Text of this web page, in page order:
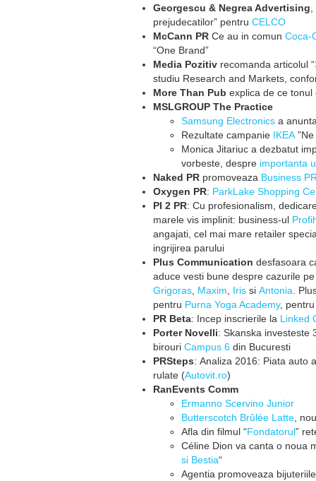
Georgescu & Negrea Advertising
prejudecatilor” pentru CELCO
McCann PR Ce au in comun Coca-
“One Brand”
Media Pozitiv recomanda articolul “
studiu Research and Markets,
More Than Pub explica de ce
MSLGROUP The Practice
Samsung Electronics a
Rezultate campanie IKEA
Monica Jitariuc a dezbatut
vorbeste, despre importanta
Naked PR promoveaza Business
Oxygen PR: ParkLake Shopping
PI 2 PR: Cu profesionalism,
marele vis implinit: business-ul
angajati, cel mai mare retailer
ingrijirea parului
Plus Communication desfasoara
aduce vesti bune despre cazurile
Grigoras Maxim Iris si Antonia .
pentru Purna Yoga Academy,
PR Beta: Incep inscrierile la Linked
Porter Novelli: Skanska investeste
birouri Campus 6 din Bucuresti
PRSteps: Analiza 2016: Piata auto
rulate (Autovit.ro)
RanEvents Comm
Ermanno Scervino Junior
Butterscotch Brûlée Latte ,
Afla din filmul “Fondatorul”
Céline Dion va canta o noua
si Bestia“
Agentia promoveaza